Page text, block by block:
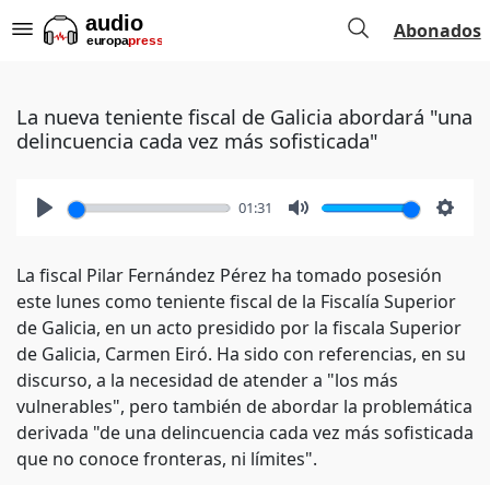
Abonados
La nueva teniente fiscal de Galicia abordará "una
delincuencia cada vez más sofisticada"
01:31
La fiscal Pilar Fernández Pérez ha tomado posesión
este lunes como teniente fiscal de la Fiscalía Superior
de Galicia, en un acto presidido por la fiscala Superior
de Galicia, Carmen Eiró. Ha sido con referencias, en su
discurso, a la necesidad de atender a "los más
vulnerables", pero también de abordar la problemática
derivada "de una delincuencia cada vez más sofisticada
que no conoce fronteras, ni límites".